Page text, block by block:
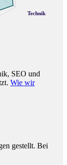
Technik
SEO und
Wie wir
gestellt. Bei